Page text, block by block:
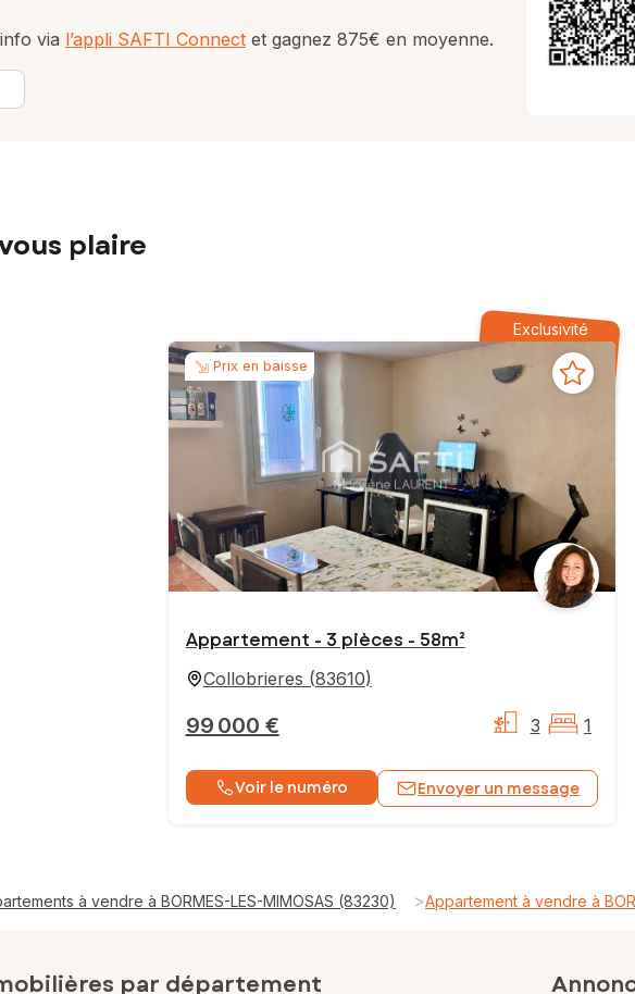
via l’appli SAFTI Connect et gagnez 875€ en moyenne.
plaire
Exclusivité
Prix en baisse
Appartement - 3 pièces - 58m²
Collobrieres (83610)
99 000 € 3 1
Voir le numéro Envoyer un message
à vendre à BORMES-LES-MIMOSAS (83230) >Appartement à vendre à
par département